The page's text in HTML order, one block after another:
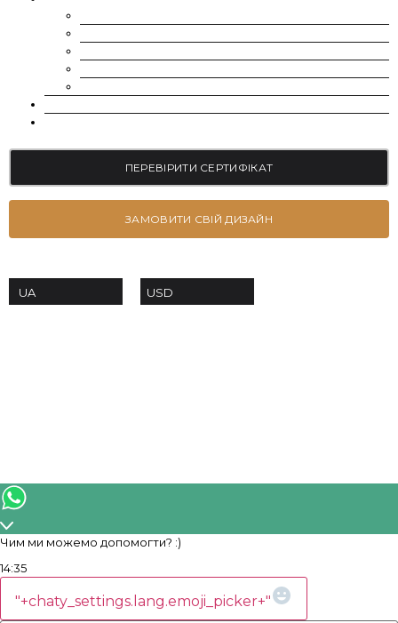
ПЕРЕВІРИТИ СЕРТИФІКАТ
ЗАМОВИТИ СВІЙ ДИЗАЙН
UA USD
Чим ми можемо допомогти? :)
14:35
"+chaty_settings.lang.emoji_picker+"
WhatsApp